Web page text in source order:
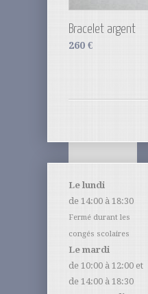
Bracelet argent
260 €
Le lundi
de 14:00 à 18:30
Fermé durant les
congés scolaires
Le mardi
de 10:00 à 12:00 et
de 14:00 à 18:30